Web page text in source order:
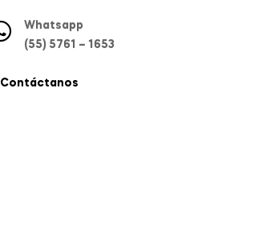
Whatsapp
(55) 5761 – 1653
Contáctanos